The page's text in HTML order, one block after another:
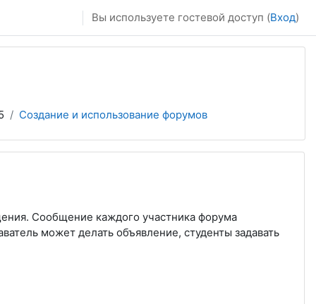
Вы используете гостевой доступ (Вход)
Создание и использование форумов
Сообщение каждого участника форума
может делать объявление, студенты задавать